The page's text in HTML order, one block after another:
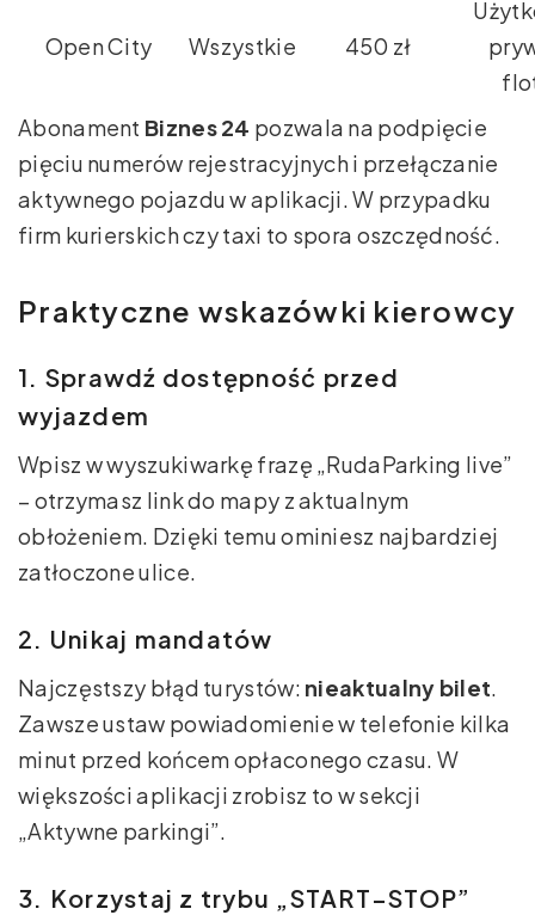
Open City Wszystkie 450 zł
Abonament Biznes 24 pozwala na podpięcie
pięciu numerów rejestracyjnych i przełączanie
aktywnego pojazdu w aplikacji. W przypadku
firm kurierskich czy taxi to spora oszczędność.
Praktyczne wskazówki kierowcy
1. Sprawdź dostępność przed
wyjazdem
Wpisz w wyszukiwarkę frazę „RudaParking live”
– otrzymasz link do mapy z aktualnym
obłożeniem. Dzięki temu ominiesz najbardziej
zatłoczone ulice.
2. Unikaj mandatów
Najczęstszy błąd turystów: nieaktualny bilet.
Zawsze ustaw powiadomienie w telefonie kilka
minut przed końcem opłaconego czasu. W
większości aplikacji zrobisz to w sekcji
„Aktywne parkingi”.
3. Korzystaj z trybu „START–STOP”